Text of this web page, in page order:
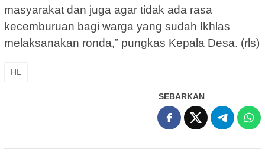
masyarakat dan juga agar tidak ada rasa
kecemburuan bagi warga yang sudah Ikhlas
melaksanakan ronda,” pungkas Kepala Desa. (rls)
HL
SEBARKAN